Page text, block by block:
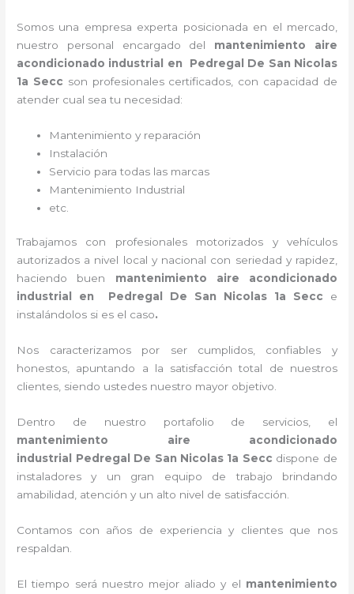
Somos una empresa experta posicionada en el mercado,
nuestro personal encargado del mantenimiento aire
acondicionado industrial
en Pedregal De San Nicolas
1a Secc son profesionales certificados, con capacidad de
atender cual sea tu necesidad:
Mantenimiento y reparación
Instalación
Servicio para todas las marcas
Mantenimiento Industrial
etc.
Trabajamos con profesionales motorizados y vehículos
autorizados a nivel local y nacional con seriedad y rapidez,
haciendo buen mantenimiento aire acondicionado
industrial
en Pedregal De San Nicolas 1a Secc e
instalándolos si es el caso.
Nos caracterizamos por ser cumplidos, confiables y
honestos, apuntando a la satisfacción total de nuestros
clientes, siendo ustedes nuestro mayor objetivo.
Dentro de nuestro portafolio de servicios, el
mantenimiento aire acondicionado
industrial
Pedregal De San Nicolas 1a Secc dispone de
instaladores y un gran equipo de trabajo brindando
amabilidad, atención y un alto nivel de satisfacción.
Contamos con años de experiencia y clientes que nos
respaldan.
El tiempo será nuestro mejor aliado y el mantenimiento